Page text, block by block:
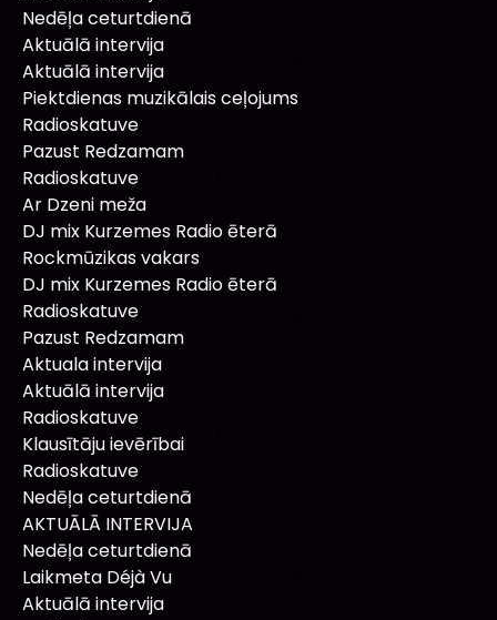
Nedēļa ceturtdienā
Aktuālā intervija
Aktuālā intervija
Piektdienas muzikālais ceļojums
Radioskatuve
Pazust Redzamam
Radioskatuve
Ar Dzeni meža
DJ mix Kurzemes Radio ēterā
Rockmūzikas vakars
DJ mix Kurzemes Radio ēterā
Radioskatuve
Pazust Redzamam
Aktuala intervija
Aktuālā intervija
Radioskatuve
Klausītāju ievērībai
Radioskatuve
Nedēļa ceturtdienā
AKTUĀLĀ INTERVIJA
Nedēļa ceturtdienā
Laikmeta Déjà Vu
Aktuālā intervija